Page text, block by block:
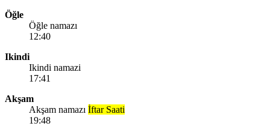
Öğle
Öğle namazı
12:40
Ikindi
Ikindi namazi
17:41
Akşam
Akşam namazı İftar Saati
19:48